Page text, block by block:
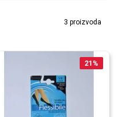
3 proizvoda
21 %